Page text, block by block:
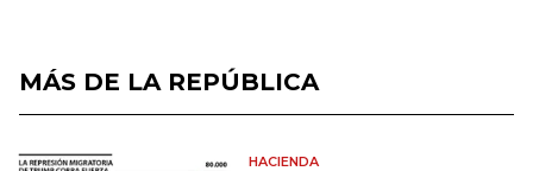
MÁS DE LA REPÚBLICA
HACIENDA